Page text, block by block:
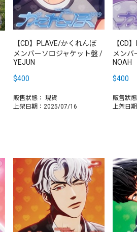
【CD】PLAVE/かくれんぼ
メンバーソロジャケット盤 /
YEJUN
$400
販售狀態： 現貨
上架日期：2025/07/16
【CD
メンバ
NOAH
$400
販售狀態
上架日